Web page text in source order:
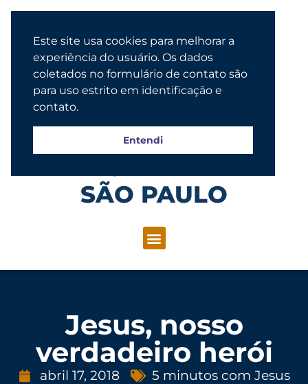
SÃO PAULO
Jesus, nosso
verdadeiro herói
abril 17, 2018 5 minutos com Jesus
Este site usa cookies para melhorar a
experiência do usuário. Os dados
coletados no formulário de contato são
para uso estrito em identificação e
contato.
Entendi